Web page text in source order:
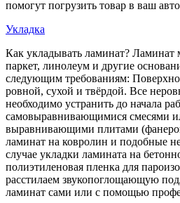
помогут погрузить товар в ваш
Укладка
Как укладывать ламинат? Ламинат
паркет, линолеум и другие
следующим требованиям:
ровной, сухой и твёрдой. Все
необходимо устранить до начала
самовыравнивающимися смесями
выравнивающими плитами
ламинат на ковролин и подобные
случае укладки ламината на
полиэтиленовая пленка для
расстилаем звукопоглощающую
ламинат сами или с помощью